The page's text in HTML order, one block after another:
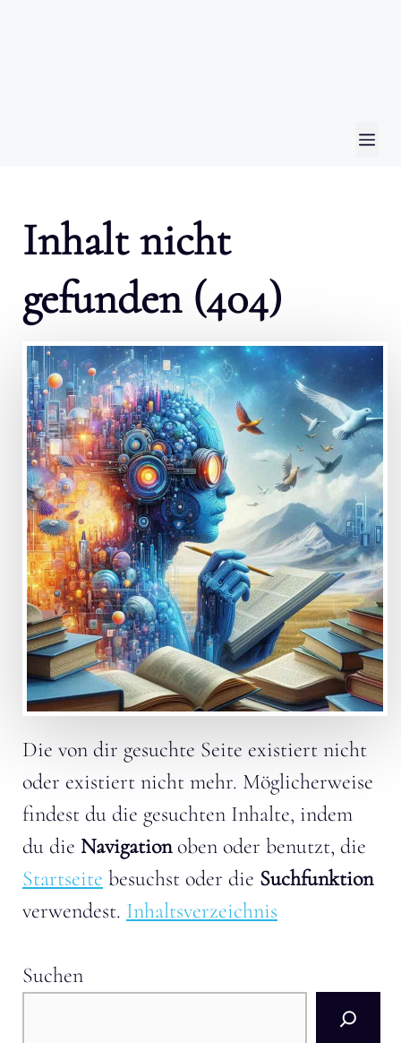
Inhalt nicht
gefunden (404)
Die von dir gesuchte Seite existiert nicht
oder existiert nicht mehr. Möglicherweise
findest du die gesuchten Inhalte, indem
du die Navigation oben oder benutzt, die
Startseite besuchst oder die Suchfunktion
verwendest. Inhaltsverzeichnis
Suchen